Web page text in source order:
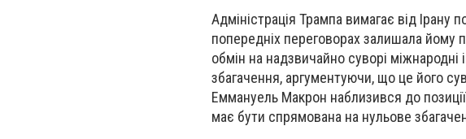
Адміністрація Трампа вимагає від Ірану
попередніх переговорах залишала йому
обмін на надзвичайно суворі міжнародні
збагачення, аргументуючи, що це його
Еммануель Макрон наблизився до
має бути спрямована на нульове